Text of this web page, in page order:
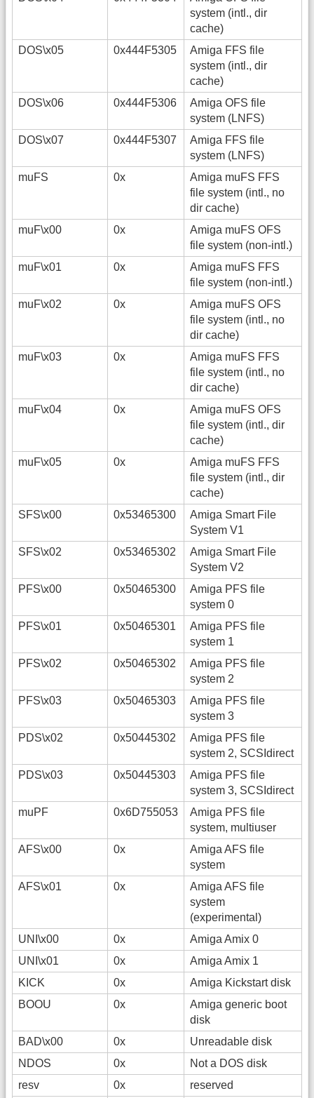
system (intl., dir
cache)
DOS\x05
0x444F5305
Amiga FFS file
system (intl., dir
cache)
DOS\x06
0x444F5306
Amiga OFS file
system (LNFS)
DOS\x07
0x444F5307
Amiga FFS file
system (LNFS)
muFS
0x
Amiga muFS FFS
file system (intl., no
dir cache)
muF\x00
0x
Amiga muFS OFS
file system (non-intl.)
muF\x01
0x
Amiga muFS FFS
file system (non-intl.)
muF\x02
0x
Amiga muFS OFS
file system (intl., no
dir cache)
muF\x03
0x
Amiga muFS FFS
file system (intl., no
dir cache)
muF\x04
0x
Amiga muFS OFS
file system (intl., dir
cache)
muF\x05
0x
Amiga muFS FFS
file system (intl., dir
cache)
SFS\x00
0x53465300
Amiga Smart File
System V1
SFS\x02
0x53465302
Amiga Smart File
System V2
PFS\x00
0x50465300
Amiga PFS file
system 0
PFS\x01
0x50465301
Amiga PFS file
system 1
PFS\x02
0x50465302
Amiga PFS file
system 2
PFS\x03
0x50465303
Amiga PFS file
system 3
PDS\x02
0x50445302
Amiga PFS file
system 2, SCSIdirect
PDS\x03
0x50445303
Amiga PFS file
system 3, SCSIdirect
muPF
0x6D755053
Amiga PFS file
system, multiuser
AFS\x00
0x
Amiga AFS file
system
AFS\x01
0x
Amiga AFS file
system
(experimental)
UNI\x00
0x
Amiga Amix 0
UNI\x01
0x
Amiga Amix 1
KICK
0x
Amiga Kickstart disk
BOOU
0x
Amiga generic boot
disk
BAD\x00
0x
Unreadable disk
NDOS
0x
Not a DOS disk
resv
0x
reserved